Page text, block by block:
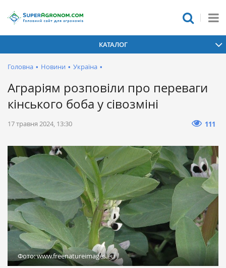
КАТАЛОГ
Головна • Новини • Україна •
Аграріям розповіли про переваги
кінського боба у сівозміні
17 травня 2024, 13:30 111
Фото: www.freenatureimages.eu